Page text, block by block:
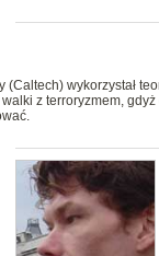
(Caltech) wykorzystał
z terroryzmem,